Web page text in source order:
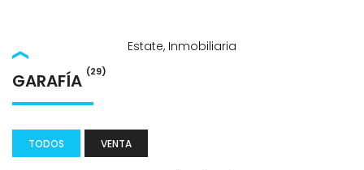
GARAFÍA (29)
TODOS VENTA